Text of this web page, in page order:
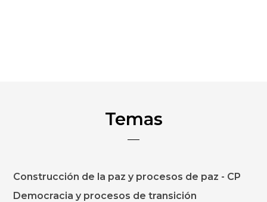
Temas
Construcción de la paz y procesos de paz - CP
Democracia y procesos de transición